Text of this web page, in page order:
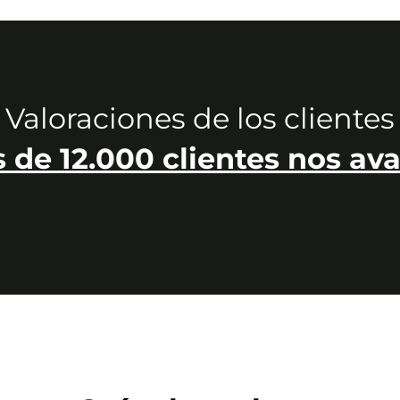
Valoraciones de los clientes
de 12.000 clientes nos